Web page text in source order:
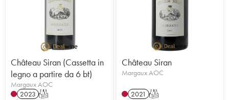
Château Siran (Cassetta in
legno a partire da 6 bt)
Margaux AOC
2023 T
Château Siran
Margaux AOC
2021 T